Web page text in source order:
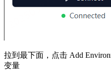
拉到最下面，点击 Add
变量